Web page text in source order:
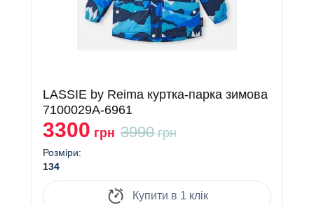
LASSIE by Reima куртка-парка зимова
7100029A-6961
3300 грн 3990грн
Розміри:
134
Купити в 1 клік